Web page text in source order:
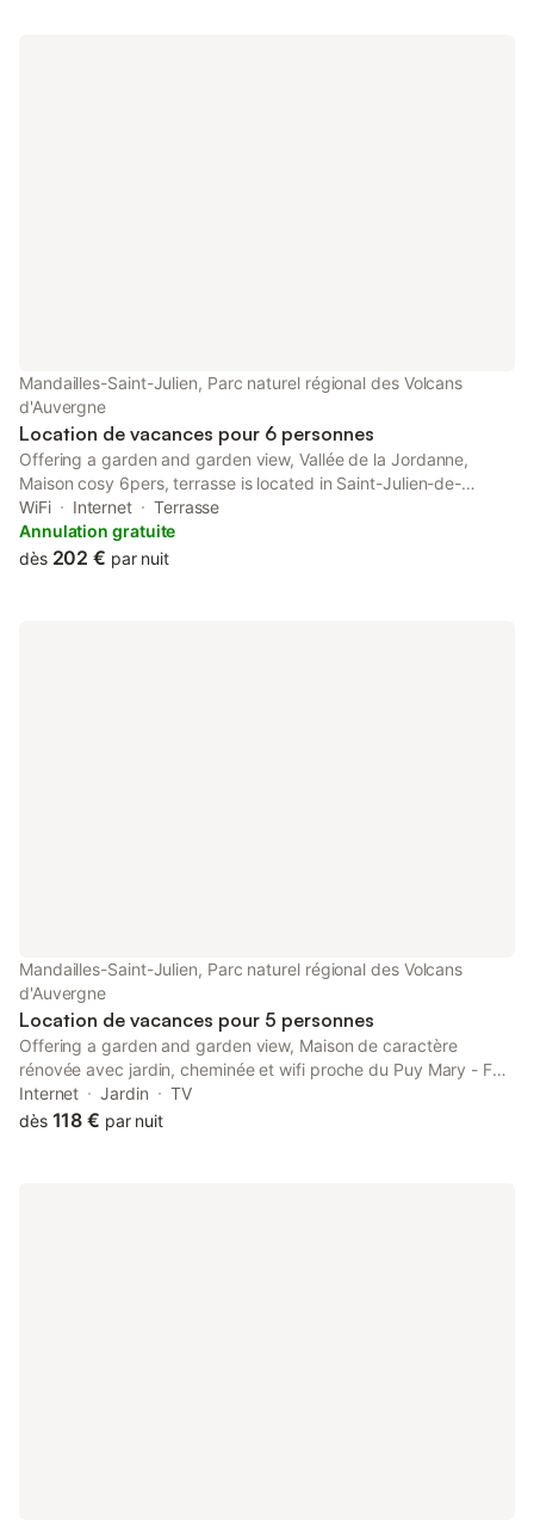
Mandailles-Saint-Julien, Parc naturel régional des Volcans
d'Auvergne
Location de vacances pour 6 personnes
Offering a garden and garden view, Vallée de la Jordanne,
Maison cosy 6pers, terrasse is located in Saint-Julien-de-
Jordanne, 27 km from Aurillac train station and 27 km from
Cantal Auvergne Stadium.
WiFi Internet
Terrasse
Annulation gratuite
dès 202 € par nuit
Mandailles-Saint-Julien, Parc naturel régional des Volcans
d'Auvergne
Location de vacances pour 5 personnes
Offering a garden and garden view, Maison de caractère
rénovée avec jardin, cheminée et wifi proche du Puy Mary - FR-
1-742-516 is located in Mandailles, 28 km from Aurillac train
station and 13 km from Pas de Peyrol.
Internet Jardin
TV
dès 118 € par nuit